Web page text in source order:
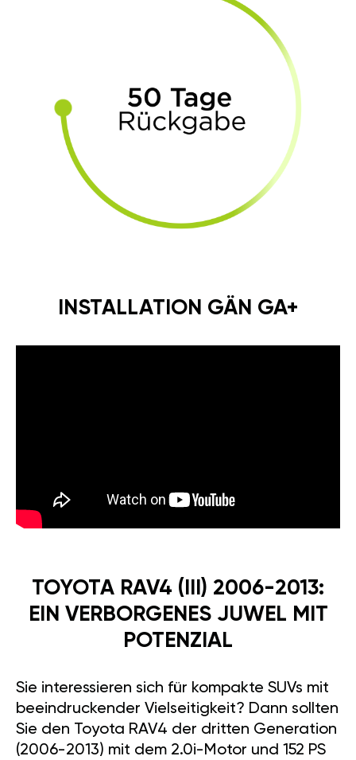
INSTALLATION GÄN GA+
TOYOTA RAV4 (III) 2006-2013:
EIN VERBORGENES JUWEL MIT
POTENZIAL
Sie interessieren sich für kompakte SUVs mit
beeindruckender Vielseitigkeit? Dann sollten
Sie den Toyota RAV4 der dritten Generation
(2006-2013) mit dem 2.0i-Motor und 152 PS